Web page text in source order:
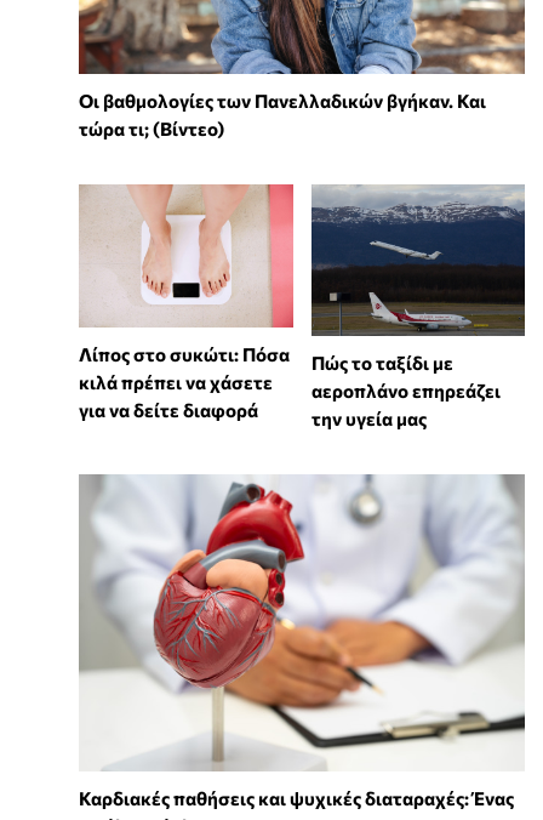
Οι βαθμολογίες των Πανελλαδικών βγήκαν. Και
τώρα τι; (Βίντεο)
Λίπος στο συκώτι: Πόσα
κιλά πρέπει να χάσετε
για να δείτε διαφορά
Πώς το ταξίδι με
αεροπλάνο επηρεάζει
την υγεία μας
Καρδιακές παθήσεις και ψυχικές διαταραχές: Ένας